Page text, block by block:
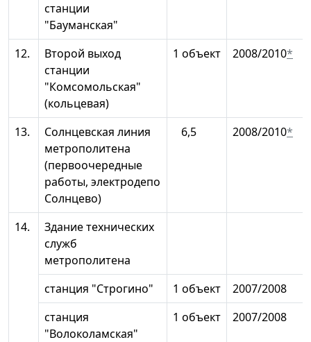
станции
"Бауманская"
12.
Второй выход
станции
"Комсомольская"
(кольцевая)
1 объект 2008/2010*
13.
Солнцевская линия
метрополитена
(первоочередные
работы, электродепо
Солнцево)
6,5 2008/2010*
14.
Здание технических
служб
метрополитена
станция "Строгино"
1 объект
2007/2008
станция
"Волоколамская"
1 объект 2007/2008